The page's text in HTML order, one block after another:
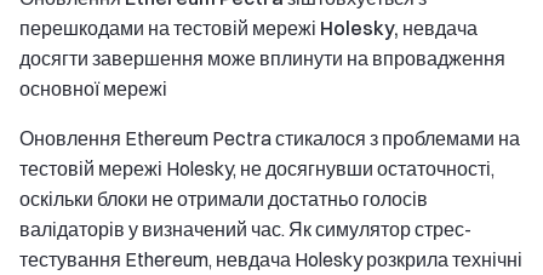
перешкодами на тестовій мережі Holesky, невдача
досягти завершення може вплинути на впровадження
основної мережі
Оновлення Ethereum Pectra стикалося з проблемами на
тестовій мережі Holesky, не досягнувши остаточності,
оскільки блоки не отримали достатньо голосів
валідаторів у визначений час. Як симулятор стрес-
тестування Ethereum, невдача Holesky розкрила технічні